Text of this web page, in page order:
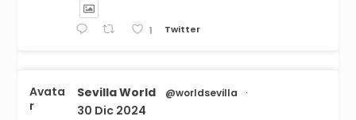
1 Twitter
Avata
r
Sevilla World @worldsevilla ·
30 Dic 2024